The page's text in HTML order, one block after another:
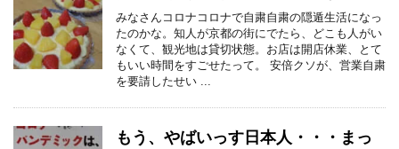
みなさんコロナコロナで自粛自粛の隠遁生活になっ
たのかな。知人が京都の街にでたら、どこも人がい
なくて、観光地は貸切状態。お店は開店休業、とて
もいい時間をすごせたって。 安倍クソが、営業自粛
を要請したせい ...
もう、やばいっす日本人・・・まっ